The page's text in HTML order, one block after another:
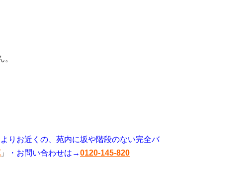
りお近くの、苑内に坂や階段のない完全バ
」 ・お問い合わせは→0120-145-820